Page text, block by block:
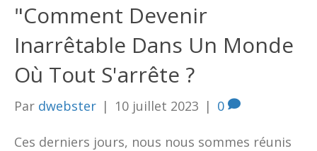
"Comment Devenir
Inarrêtable Dans Un Monde
Où Tout S'arrête ?
Par dwebster | 10 juillet 2023 | 0
Ces derniers jours, nous nous sommes réunis